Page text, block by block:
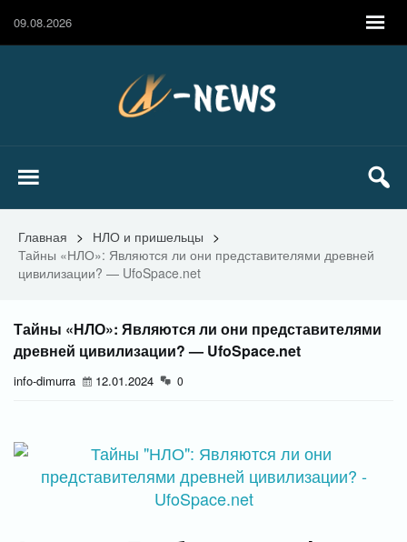
09.08.2026
Главная > НЛО и пришельцы >
Тайны «НЛО»: Являются ли они представителями древней
цивилизации? — UfoSpace.net
Тайны «НЛО»: Являются ли они представителями
древней цивилизации? — UfoSpace.net
info-dimurra 12.01.2024 0